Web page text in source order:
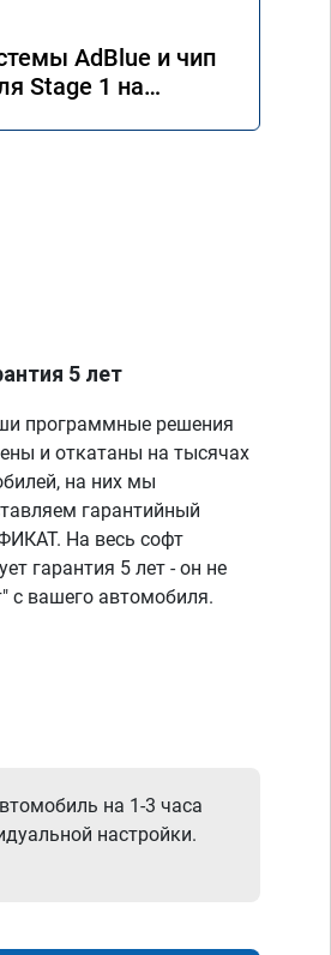
AdBlue и чип
Stage 1 на
5 лет
программные решения
и откатаны на тысячах
на них мы
гарантийный
На весь софт
гарантия 5 лет - он не
с вашего автомобиля.
на 1-3 часа
настройки.